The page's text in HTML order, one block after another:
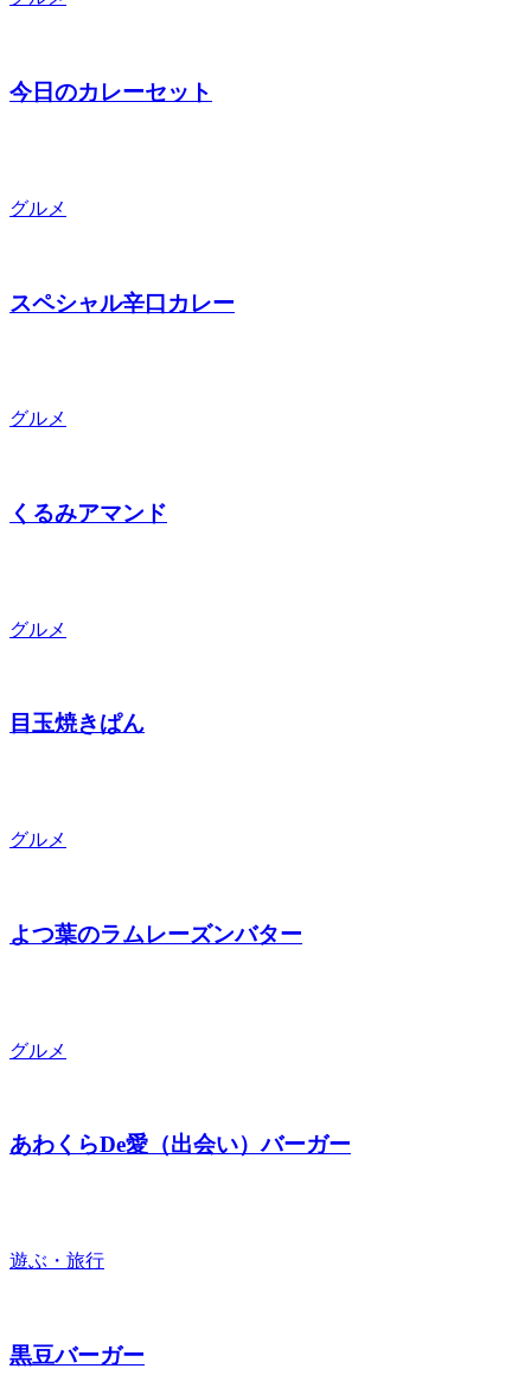
今日のカレーセット
グルメ
スペシャル辛口カレー
グルメ
くるみアマンド
グルメ
目玉焼きぱん
グルメ
よつ葉のラムレーズンバター
グルメ
あわくらDe愛（出会い）バーガー
遊ぶ・旅行
黒豆バーガー